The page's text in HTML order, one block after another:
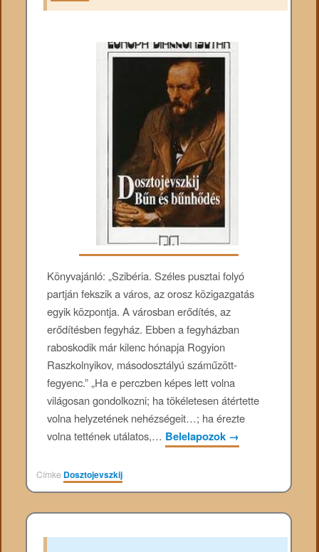
Könyvajánló: „Szibéria. Széles pusztai folyó
partján fekszik a város, az orosz közigazgatás
egyik központja. A városban erődítés, az
erődítésben fegyház. Ebben a fegyházban
raboskodik már kilenc hónapja Rogyion
Raszkolnyikov, másodosztályú száműzött-
fegyenc.” „Ha e perczben képes lett volna
világosan gondolkozni; ha tökéletesen átértette
volna helyzetének nehézségeit…; ha érezte
volna tettének utálatos,… Belelapozok →
Címke Dosztojevszkij